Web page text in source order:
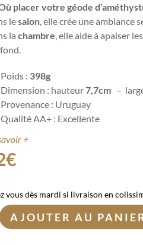
placer votre géode
lesalon, elle crée une ambiance
lachambre, elle aide à apaiser
Poids : 398g
Dimension : hauteur7,7cm –
Provenance : Uruguay
Qualité AA+ : Excellente
+
€
vous dès mardi si livraison en
AJOUTER AU